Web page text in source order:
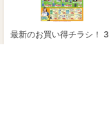
最新のお買い得チラシ！ 3